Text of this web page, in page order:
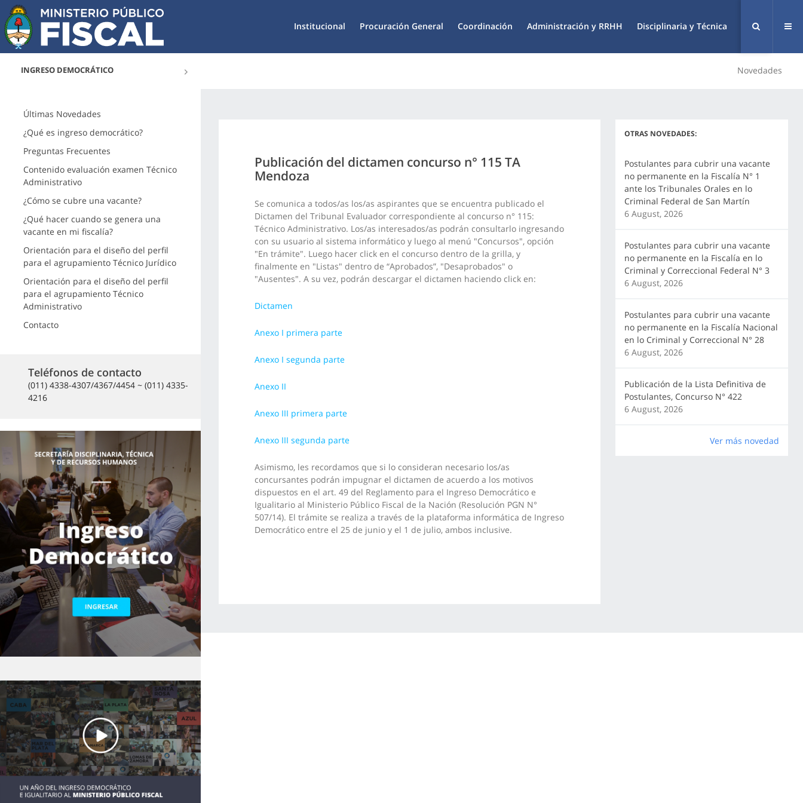
Institucional Procuración General Coordinación Administración y RRHH Disciplinaria y Técnica
INGRESO DEMOCRÁTICO Novedades
Últimas Novedades
¿Qué es ingreso democrático?
Preguntas Frecuentes
Contenido evaluación examen Técnico
Administrativo
¿Cómo se cubre una vacante?
¿Qué hacer cuando se genera una
vacante en mi fiscalía?
Orientación para el diseño del perfil
para el agrupamiento Técnico Jurídico
Orientación para el diseño del perfil
para el agrupamiento Técnico
Administrativo
Contacto
Teléfonos de contacto
(011) 4338-4307/4367/4454 ~ (011) 4335-
4216
Publicación del dictamen concurso n° 115 TA
Mendoza
Se comunica a todos/as los/as aspirantes que se encuentra publicado el
Dictamen del Tribunal Evaluador correspondiente al concurso n° 115:
Técnico Administrativo. Los/as interesados/as podrán consultarlo ingresando
con su usuario al sistema informático y luego al menú "Concursos", opción
"En trámite". Luego hacer click en el concurso dentro de la grilla, y
finalmente en "Listas" dentro de “Aprobados”, "Desaprobados" o
"Ausentes". A su vez, podrán descargar el dictamen haciendo click en:
Dictamen
Anexo I primera parte
Anexo I segunda parte
Anexo II
Anexo III primera parte
Anexo III segunda parte
Asimismo, les recordamos que si lo consideran necesario los/as
concursantes podrán impugnar el dictamen de acuerdo a los motivos
dispuestos en el art. 49 del Reglamento para el Ingreso Democrático e
Igualitario al Ministerio Público Fiscal de la Nación (Resolución PGN N°
507/14). El trámite se realiza a través de la plataforma informática de Ingreso
Democrático entre el 25 de junio y el 1 de julio, ambos inclusive.
OTRAS NOVEDADES:
Postulantes para cubrir una vacante
no permanente en la Fiscalía N° 1
ante los Tribunales Orales en lo
Criminal Federal de San Martín
6 August, 2026
Postulantes para cubrir una vacante
no permanente en la Fiscalía en lo
Criminal y Correccional Federal N° 3
6 August, 2026
Postulantes para cubrir una vacante
no permanente en la Fiscalía Nacional
en lo Criminal y Correccional N° 28
6 August, 2026
Publicación de la Lista Definitiva de
Postulantes, Concurso N° 422
6 August, 2026
Ver más novedad